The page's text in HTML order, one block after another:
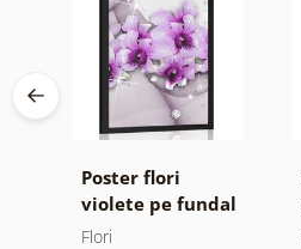
Poster flori
violete pe fundal
abstract
Flori